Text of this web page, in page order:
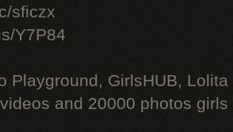
sficzx
Y7P84
Playground, GirlsHUB, Lolita
and 20000 photos